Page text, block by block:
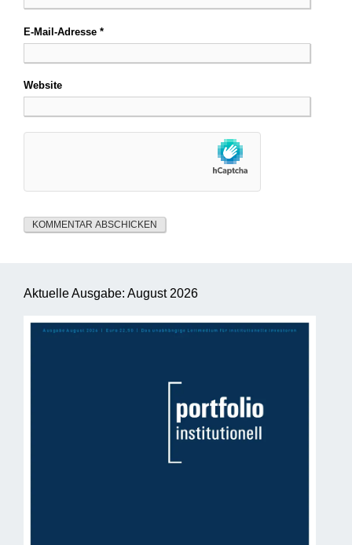
E-Mail-Adresse *
Website
Aktuelle Ausgabe: August 2026